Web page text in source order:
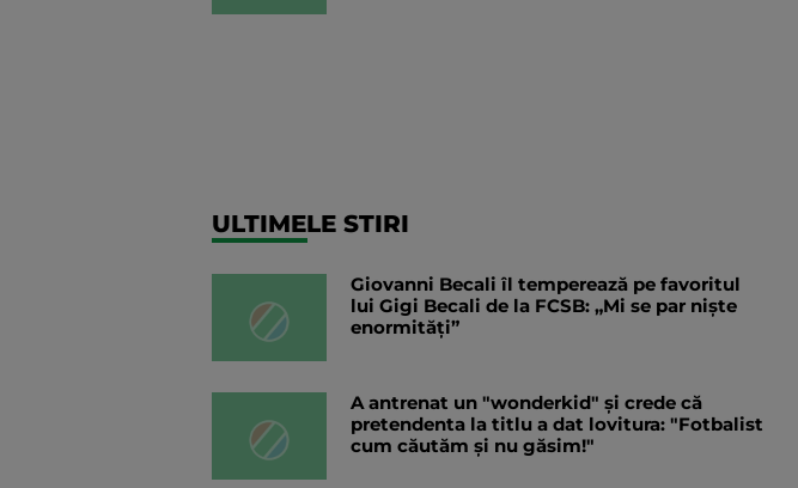
ULTIMELE STIRI
Giovanni Becali îl temperează pe favoritul
lui Gigi Becali de la FCSB: „Mi se par niște
enormități”
A antrenat un "wonderkid" și crede că
pretendenta la titlu a dat lovitura: "Fotbalist
cum căutăm și nu găsim!"